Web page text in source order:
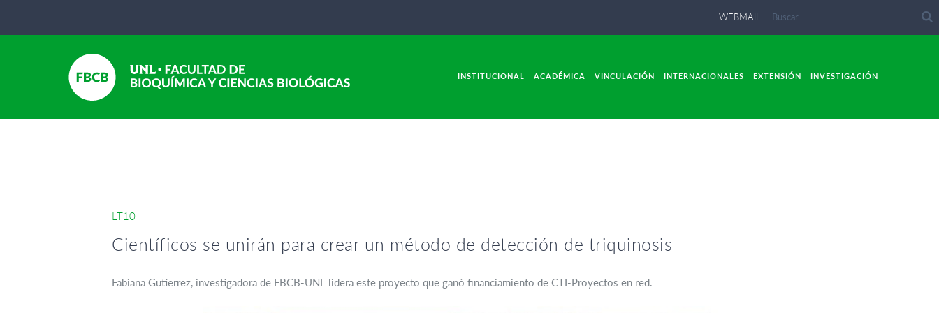
WEBMAIL
INSTITUCIONAL ACADÉMICA VINCULACIÓN INTERNACIONALES EXTENSIÓN INVESTIGACIÓN
LT10
Científicos se unirán para crear un método de detección de triquinosis
Fabiana Gutierrez, investigadora de FBCB-UNL lidera este proyecto que ganó financiamiento de CTI-Proyectos en red.